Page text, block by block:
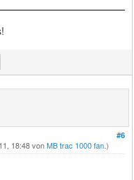
#6
18:48 vonMB trac 1000 fan.)